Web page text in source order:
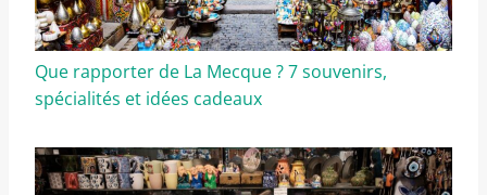
Que rapporter de La Mecque ? 7 souvenirs,
spécialités et idées cadeaux